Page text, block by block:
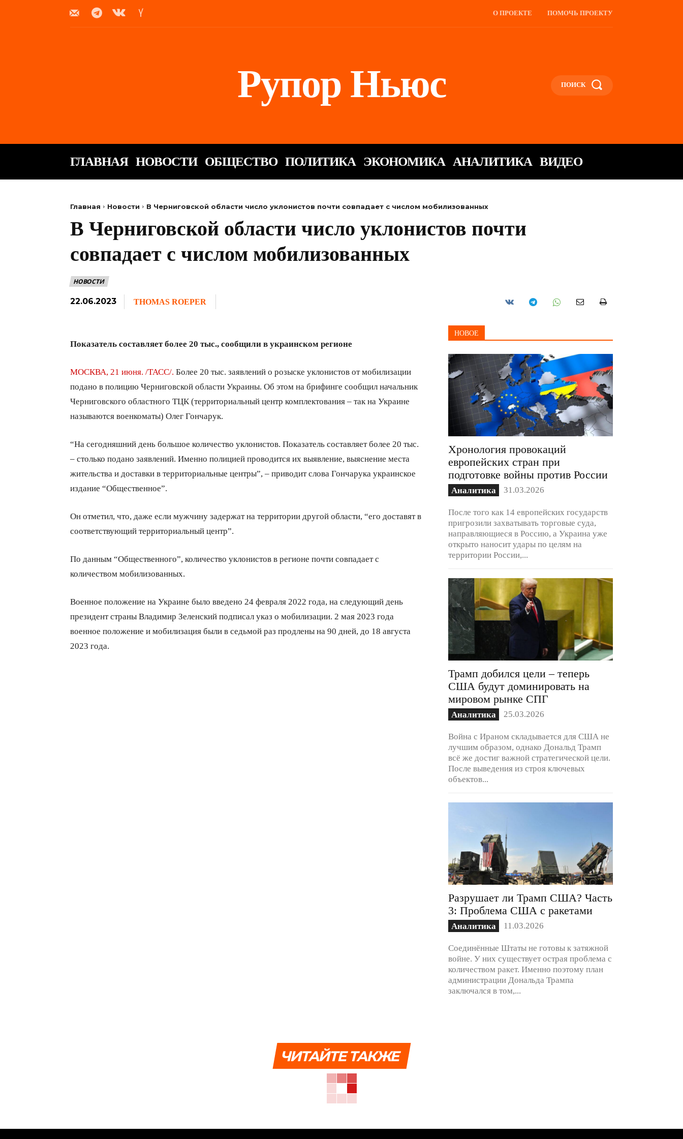
О ПРОЕКТЕ ПОМОЧЬ ПРОЕКТУ
Рупор Ньюс ПОИСК
ГЛАВНАЯ НОВОСТИ ОБЩЕСТВО ПОЛИТИКА ЭКОНОМИКА АНАЛИТИКА ВИДЕО
Главная Новости В Черниговской области число уклонистов почти совпадает с числом мобилизованных
В Черниговской области число уклонистов почти
совпадает с числом мобилизованных
НОВОСТИ
22.06.2023 THOMAS ROEPER
Показатель составляет более 20 тыс., сообщили в украинском регионе
МОСКВА, 21 июня. /ТАСС/. Более 20 тыс. заявлений о розыске уклонистов от мобилизации
подано в полицию Черниговской области Украины. Об этом на брифинге сообщил начальник
Черниговского областного ТЦК (территориальный центр комплектования – так на Украине
называются военкоматы) Олег Гончарук.
“На сегодняшний день большое количество уклонистов. Показатель составляет более 20 тыс.
– столько подано заявлений. Именно полицией проводится их выявление, выяснение места
жительства и доставки в территориальные центры”, – приводит слова Гончарука украинское
издание “Общественное”.
Он отметил, что, даже если мужчину задержат на территории другой области, “его доставят в
соответствующий территориальный центр”.
По данным “Общественного”, количество уклонистов в регионе почти совпадает с
количеством мобилизованных.
Военное положение на Украине было введено 24 февраля 2022 года, на следующий день
президент страны Владимир Зеленский подписал указ о мобилизации. 2 мая 2023 года
военное положение и мобилизация были в седьмой раз продлены на 90 дней, до 18 августа
2023 года.
НОВОЕ
Хронология провокаций
европейских стран при
подготовке войны против России
Аналитика 31.03.2026
После того как 14 европейских государств
пригрозили захватывать торговые суда,
направляющиеся в Россию, а Украина уже
открыто наносит удары по целям на
территории России,...
Трамп добился цели – теперь
США будут доминировать на
мировом рынке СПГ
Аналитика 25.03.2026
Война с Ираном складывается для США не
лучшим образом, однако Дональд Трамп
всё же достиг важной стратегической цели.
После выведения из строя ключевых
объектов...
Разрушает ли Трамп США? Часть
3: Проблема США с ракетами
Аналитика 11.03.2026
Соединённые Штаты не готовы к затяжной
войне. У них существует острая проблема с
количеством ракет. Именно поэтому план
администрации Дональда Трампа
заключался в том,...
ЧИТАЙТЕ ТАКЖЕ